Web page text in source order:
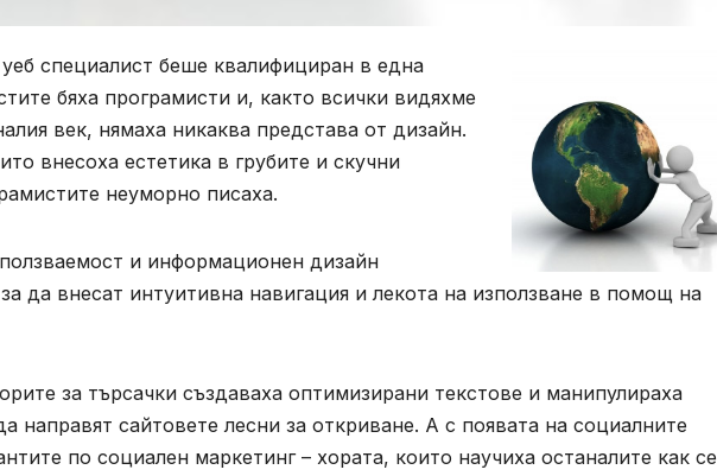
специалист беше квалифициран в една
бяха програмисти и, както всички видяхме
век, нямаха никаква представа от дизайн.
внесоха естетика в грубите и скучни
неуморно писаха.
и информационен дизайн
да внесат интуитивна навигация и лекота на използване в помощ на
за търсачки създаваха оптимизирани текстове и манипулираха
направят сайтовете лесни за откриване. А с появата на социалните
по социален маркетинг – хората, които научиха останалите как се